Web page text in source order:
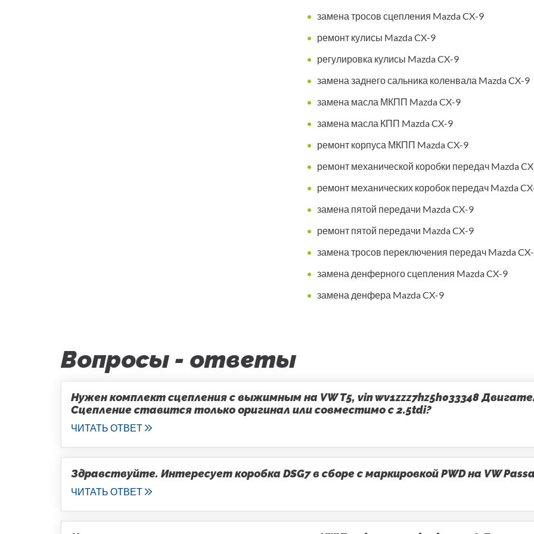
замена тросов сцепления Mazda CX-9
ремонт кулисы Mazda CX-9
регулировка кулисы Mazda CX-9
замена заднего сальника коленвала Mazda CX-9
замена масла МКПП Mazda CX-9
замена масла КПП Mazda CX-9
ремонт корпуса МКПП Mazda CX-9
ремонт механической коробки передач Mazda
ремонт механических коробок передач Mazda
замена пятой передачи Mazda CX-9
ремонт пятой передачи Mazda CX-9
замена тросов переключения передач Mazda
замена денферного сцепления Mazda CX-9
замена денфера Mazda CX-9
Вопросы - ответы
Нужен комплект сцепления с выжимным на VW T5, vin wv1zzz7hz5h033348
Сцепление ставится только оригинал или совместимо с 2.5tdi?
ЧИТАТЬ ОТВЕТ
Здравствуйте. Интересует коробка DSG7 в сборе с маркировкой PWD на VW
ЧИТАТЬ ОТВЕТ